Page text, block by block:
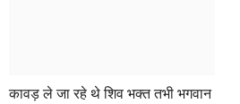
कावड़ ले जा रहे थे शिव भक्त तभी भगवान